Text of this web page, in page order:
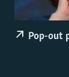
Pop-out